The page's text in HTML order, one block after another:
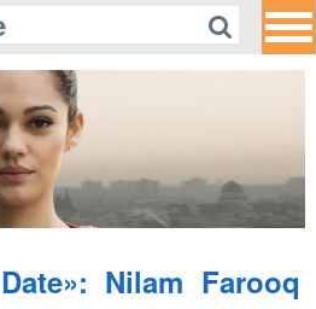
die Schattenseiten
Media-
Nilam Farooq